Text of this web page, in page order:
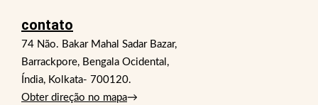
contato
74 Não. Bakar Mahal Sadar Bazar,
Barrackpore, Bengala Ocidental,
Índia, Kolkata- 700120.
Obter direção no mapa→